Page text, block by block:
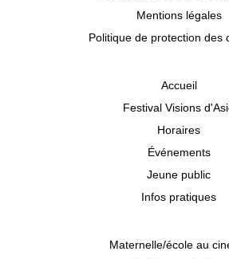
Mentions légales
Politique de protection des
Accueil
Festival Visions
Horaires
Événements
Jeune public
Infos pratiques
Maternelle/école au